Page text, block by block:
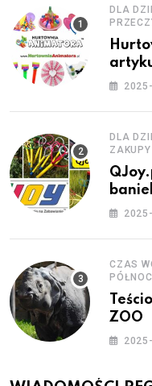
DLA
stroje
DLA
CZAS
PÓŁNOC
ZOO